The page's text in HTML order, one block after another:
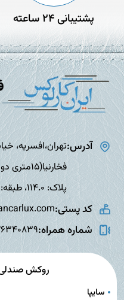
پشتیبانی 24 ساعته
آدرس:تهران،افسریه،
پلاک: 114.0، طبقه: همکف
کد پستی:
شماره همراه:
روکش
سایپا